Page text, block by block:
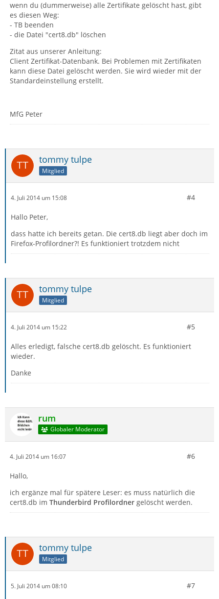
wenn du (dummerweise) alle Zertifikate gelöscht hast, gibt
es diesen Weg:
- TB beenden
- die Datei "cert8.db" löschen
Zitat aus unserer Anleitung:
Client Zertifikat-Datenbank. Bei Problemen mit Zertifikaten
kann diese Datei gelöscht werden. Sie wird wieder mit der
Standardeinstellung erstellt.
MfG Peter
tommy tulpe
Mitglied
4. Juli 2014 um 15:08 #4
Hallo Peter,
dass hatte ich bereits getan. Die cert8.db liegt aber doch im
Firefox-Profilordner?! Es funktioniert trotzdem nicht
tommy tulpe
Mitglied
4. Juli 2014 um 15:22 #5
Alles erledigt, falsche cert8.db gelöscht. Es funktioniert
wieder.
Danke
rum
Globaler Moderator
4. Juli 2014 um 16:07 #6
Hallo,
ich ergänze mal für spätere Leser: es muss natürlich die
cert8.db im Thunderbird Profilordner gelöscht werden.
tommy tulpe
Mitglied
5. Juli 2014 um 08:10 #7